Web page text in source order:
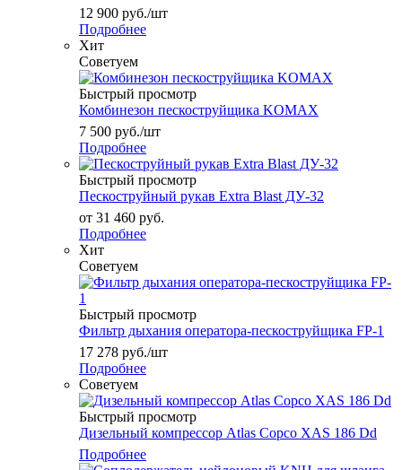
12 900 руб./шт
Подробнее
Хит
Советуем
Быстрый просмотр
Комбинезон пескоструйщика KOMAX
7 500 руб./шт
Подробнее
Быстрый просмотр
Пескоструйный рукав Extra Blast ДУ-32
от 31 460 руб.
Подробнее
Хит
Советуем
Быстрый просмотр
Фильтр дыхания оператора-пескоструйщика FP-1
17 278 руб./шт
Подробнее
Советуем
Быстрый просмотр
Дизельный компрессор Atlas Copco XAS 186 Dd
Подробнее